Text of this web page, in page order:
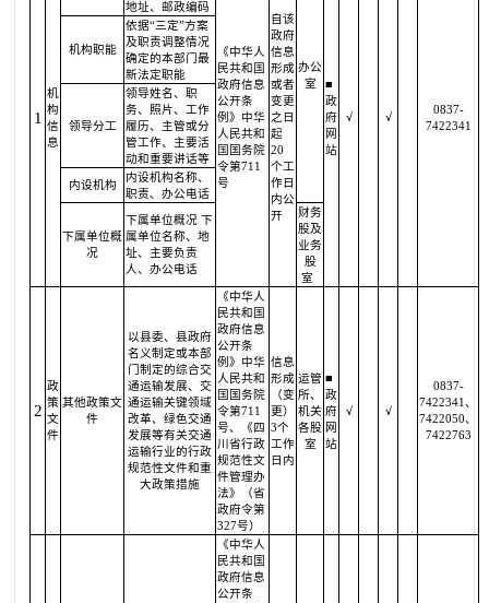
1
机
构
信
息
地址、邮政编码
《中华人
民共和国
政府信息
公开条
例》中华
人民共和
国国务院
令第711
号
自该
政府
信息
形成
或者
变更
之日
起
20
个工
作日
内公
开
办公
室
■
政
府
网
站
√ √
0837-
7422341
机构职能
依据“三定”方案
及职责调整情况
确定的本部门最
新法定职能
领导分工
领导姓名、职
务、照片、工作
履历、主管或分
管工作、主要活
动和重要讲话等
内设机构
内设机构名称、
职责、办公电话
下属单位概
况
下属单位概况 下
属单位名称、地
址、主要负责
人、办公电话
财务
股及
业务
股
室
2
政
策
文
件
其他政策文
件
以县委、县政府
名义制定或本部
门制定的综合交
通运输发展、交
通运输关键领域
改革、绿色交通
发展等有关交通
运输行业的行政
规范性文件和重
大政策措施
《中华人
民共和国
政府信息
公开条
例》中华
人民共和
国国务院
令第711
号、《四
川省行政
规范性文
件管理办
法》（省
政府令第
327号）
信息
形成
（变
更）
3个
工作
日内
运管
所、
机关
各股
室
■
政
府
网
站
√ √
0837-
7422341、
7422050、
7422763
《中华人
民共和国
政府信息
公开条